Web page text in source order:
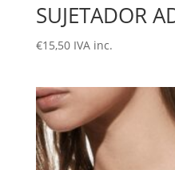
SUJETADOR
€15,50 IVA inc.